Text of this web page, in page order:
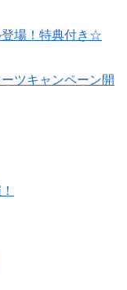
登場！特典付き☆
ツキャンペーン開